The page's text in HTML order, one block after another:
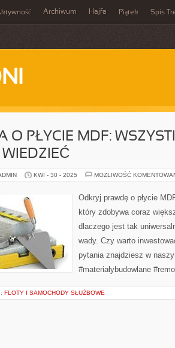
Archiwum Hajfa Piątek Spis
O PŁYCIE MDF:
KWI - 30 - 2025 MOŻLIWOŚĆ
Odkryj prawdę o płycie
który zdobywa coraz
dlaczego jest tak
wady. Czy warto
pytania znajdziesz w
#materiałybudowlane
FLOTY I SAMOCHODY SŁUŻBOWE